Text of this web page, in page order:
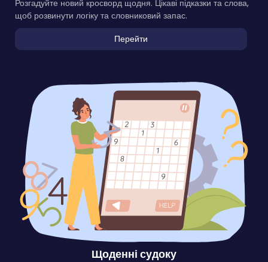
Розгадуйте новий кросворд щодня. Цікаві підказки та слова,
щоб розвинути логіку та словниковий запас.
Перейти
Щоденні судоку